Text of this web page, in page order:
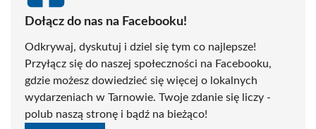
Dołącz do nas na Facebooku!
Odkrywaj, dyskutuj i dziel się tym co najlepsze!
Przyłącz się do naszej społeczności na Facebooku,
gdzie możesz dowiedzieć się więcej o lokalnych
wydarzeniach w Tarnowie. Twoje zdanie się liczy -
polub naszą stronę i bądź na bieżąco!